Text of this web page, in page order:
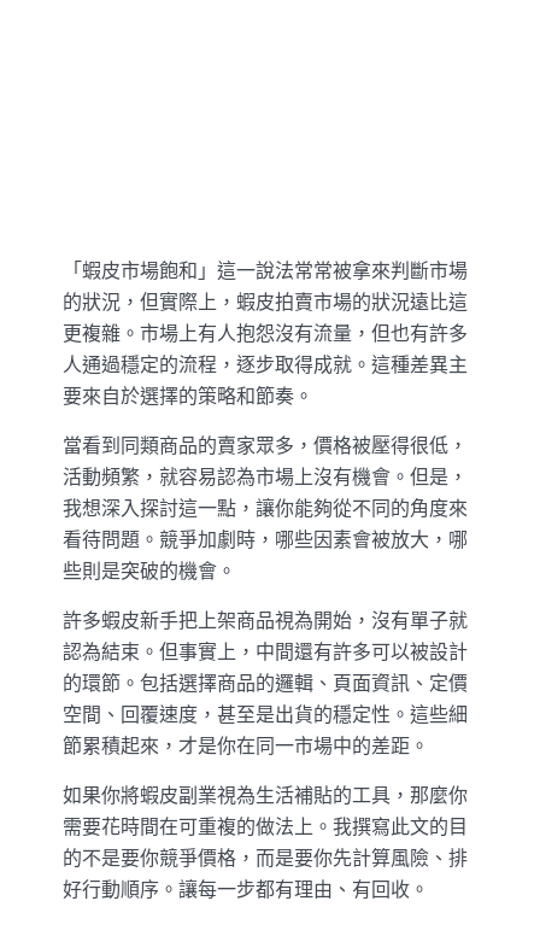
「蝦皮市場飽和」這一說法常常被拿來判斷市場
的狀況，但實際上，蝦皮拍賣市場的狀況遠比這
更複雜。市場上有人抱怨沒有流量，但也有許多
人通過穩定的流程，逐步取得成就。這種差異主
要來自於選擇的策略和節奏。
當看到同類商品的賣家眾多，價格被壓得很低，
活動頻繁，就容易認為市場上沒有機會。但是，
我想深入探討這一點，讓你能夠從不同的角度來
看待問題。競爭加劇時，哪些因素會被放大，哪
些則是突破的機會。
許多蝦皮新手把上架商品視為開始，沒有單子就
認為結束。但事實上，中間還有許多可以被設計
的環節。包括選擇商品的邏輯、頁面資訊、定價
空間、回覆速度，甚至是出貨的穩定性。這些細
節累積起來，才是你在同一市場中的差距。
如果你將蝦皮副業視為生活補貼的工具，那麼你
需要花時間在可重複的做法上。我撰寫此文的目
的不是要你競爭價格，而是要你先計算風險、排
好行動順序。讓每一步都有理由、有回收。